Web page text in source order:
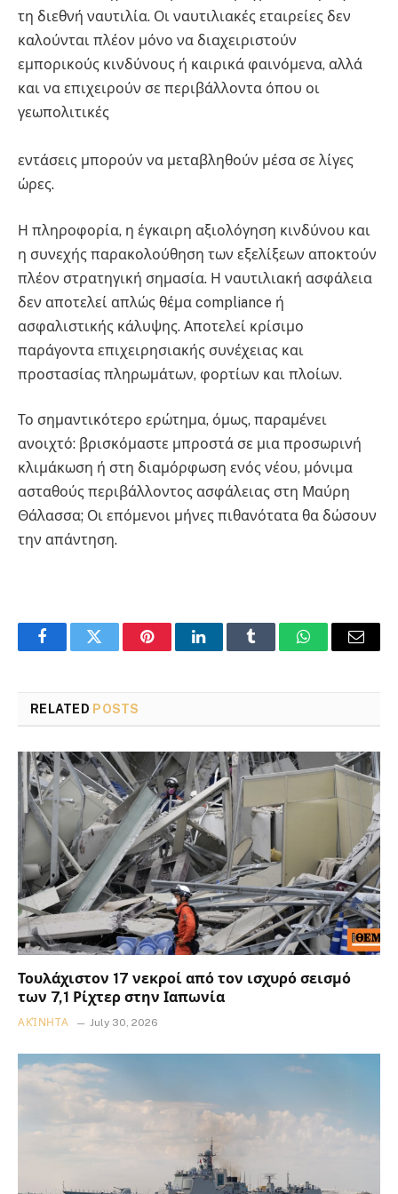
τη διεθνή ναυτιλία. Οι ναυτιλιακές εταιρείες δεν
καλούνται πλέον μόνο να διαχειριστούν
εμπορικούς κινδύνους ή καιρικά φαινόμενα, αλλά
και να επιχειρούν σε περιβάλλοντα όπου οι
γεωπολιτικές
εντάσεις μπορούν να μεταβληθούν μέσα σε λίγες
ώρες.
Η πληροφορία, η έγκαιρη αξιολόγηση κινδύνου και
η συνεχής παρακολούθηση των εξελίξεων αποκτούν
πλέον στρατηγική σημασία. Η ναυτιλιακή ασφάλεια
δεν αποτελεί απλώς θέμα compliance ή
ασφαλιστικής κάλυψης. Αποτελεί κρίσιμο
παράγοντα επιχειρησιακής συνέχειας και
προστασίας πληρωμάτων, φορτίων και πλοίων.
Το σημαντικότερο ερώτημα, όμως, παραμένει
ανοιχτό: βρισκόμαστε μπροστά σε μια προσωρινή
κλιμάκωση ή στη διαμόρφωση ενός νέου, μόνιμα
ασταθούς περιβάλλοντος ασφάλειας στη Μαύρη
Θάλασσα; Οι επόμενοι μήνες πιθανότατα θα δώσουν
την απάντηση.
FacebookTwitter PinterestLinkedInTumblr WhatsAppEmail
RELATED POSTS
Τουλάχιστον 17 νεκροί από τον ισχυρό σεισμό
των 7,1 Ρίχτερ στην Ιαπωνία
ΑΚΊΝΗΤΑ July 30, 2026